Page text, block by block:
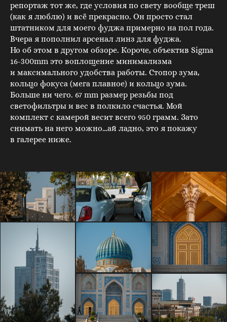
репортаж тот же, где условия по свету вообще треш
(как я люблю) и всё прекрасно. Он просто стал
штатником для моего фуджа примерно на пол года.
Вчера я пополнил арсенал линз для фуджа.
Но об этом в другом обзоре. Короче, объектив Sigma
16-300mm это воплощение минимализма
и максимального удобства работы. Стопор зума,
кольцо фокуса (мега плавное) и кольцо зума.
Больше ни чего. 67 mm размер резьбы под
светофильтры и вес в полкило счастья. Мой
комплект с камерой весит всего 950 грамм. Зато
снимать на него можно…ай ладно, это я покажу
в галерее ниже.